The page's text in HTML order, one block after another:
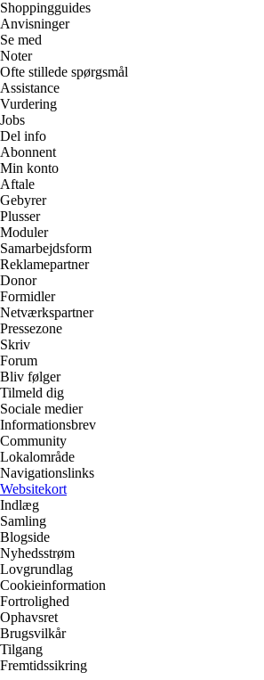
Shoppingguides
Anvisninger
Se med
Noter
Ofte stillede spørgsmål
Assistance
Vurdering
Jobs
Del info
Abonnent
Min konto
Aftale
Gebyrer
Plusser
Moduler
Samarbejdsform
Reklamepartner
Donor
Formidler
Netværkspartner
Pressezone
Skriv
Forum
Bliv følger
Tilmeld dig
Sociale medier
Informationsbrev
Community
Lokalområde
Navigationslinks
Websitekort
Indlæg
Samling
Blogside
Nyhedsstrøm
Lovgrundlag
Cookieinformation
Fortrolighed
Ophavsret
Brugsvilkår
Tilgang
Fremtidssikring